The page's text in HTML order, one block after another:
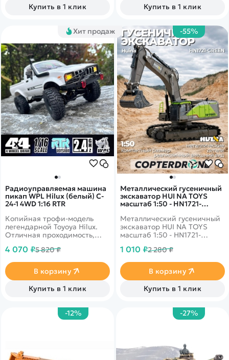
Купить в 1 клик
ребенка материалов. Ездит
вперед, назад, налево и
Купить в 1 клик
Хит продаж
Радиоуправляемая машина
пикап WPL Hilux (белый) C-
24-1 4WD 1:16 RTR
Копийная трофи-модель
легендарной Toyoya Hilux.
Отличная проходимость,
постоянный полный привод
мир бездорожья. Модель
выполнена в белом цвете.
4 070 ₽5 820 ₽
В корзину
Купить в 1 клик
-55%
Металлический гусеничный
экскаватор HUI NA TOYS
масштаб 1:50 - HN1721-
Металлический гусеничный
экскаватор HUI NA TOYS
масштаб 1:50 - HN1721-
спецтехника имеет
благодаря которому
представленная модель
ничем не отличается от
настоящего экскаватора.
1 010 ₽2 280 ₽
В корзину
Купить в 1 клик
-12% -27%